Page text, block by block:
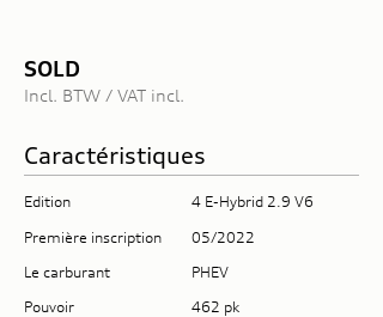
SOLD
Incl. BTW / VAT incl.
Caractéristiques
Edition
4 E-Hybrid 2.9 V6
Première inscription
05/2022
Le carburant
PHEV
Pouvoir
462 pk